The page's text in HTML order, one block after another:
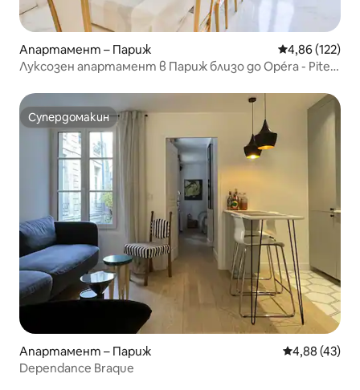
Апартамент – Париж Средна
4,86 (122)
Луксозен апартамент в Париж близо до Opéra - Piter}
Супердомакин
Супердомакин
Апартамент – Париж Средна
4,88 (43)
Dependance Braque